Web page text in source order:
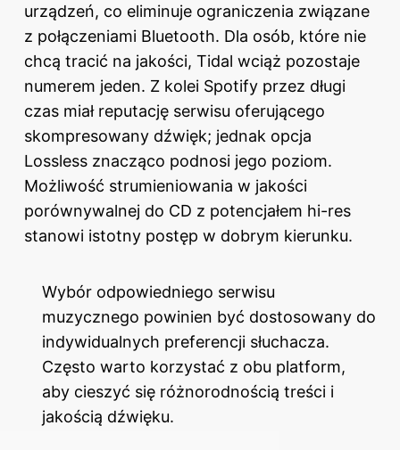
urządzeń, co eliminuje ograniczenia związane
z połączeniami Bluetooth. Dla osób, które nie
chcą tracić na jakości, Tidal wciąż pozostaje
numerem jeden. Z kolei Spotify przez długi
czas miał reputację serwisu oferującego
skompresowany dźwięk; jednak opcja
Lossless znacząco podnosi jego poziom.
Możliwość strumieniowania w jakości
porównywalnej do CD z potencjałem hi-res
stanowi istotny postęp w dobrym kierunku.
Wybór odpowiedniego serwisu
muzycznego powinien być dostosowany do
indywidualnych preferencji słuchacza.
Często warto korzystać z obu platform,
aby cieszyć się różnorodnością treści i
jakością dźwięku.